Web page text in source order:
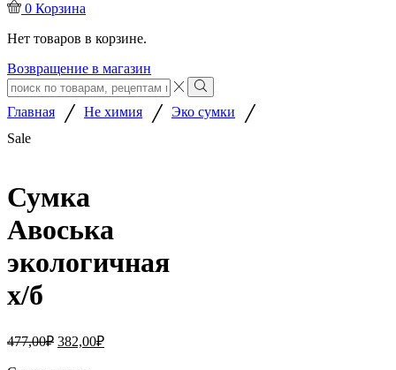
0 Корзина
Нет товаров в корзине.
Возвращение в магазин
Search
input
Search
Главная / Не химия / Эко сумки /
Sale
Сумка
Авоська
экологичная
х/б
477,00₽ Первоначальная
382,00₽Текущая